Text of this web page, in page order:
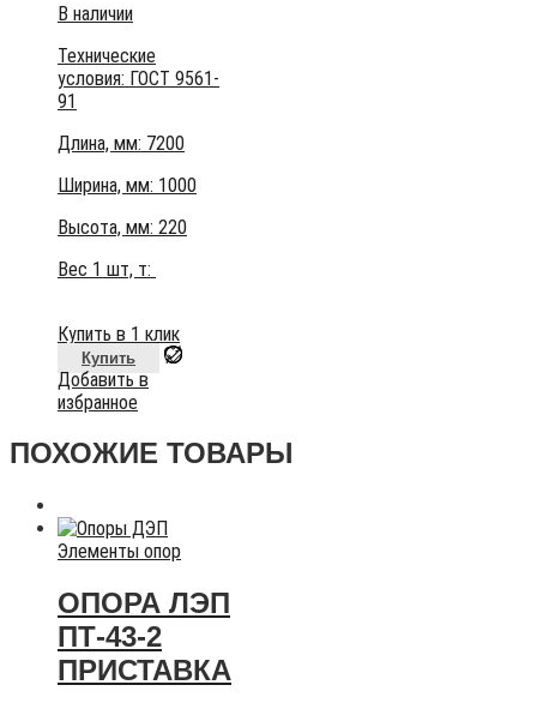
В наличии
Технические
условия: ГОСТ 9561-
91
Длина, мм: 7200
Ширина, мм: 1000
Высота, мм: 220
Вес 1 шт, т:
Купить в 1 клик
Купить
Добавить в
избранное
ПОХОЖИЕ ТОВАРЫ
Элементы опор
ОПОРА ЛЭП
ПТ-43-2
ПРИСТАВКА